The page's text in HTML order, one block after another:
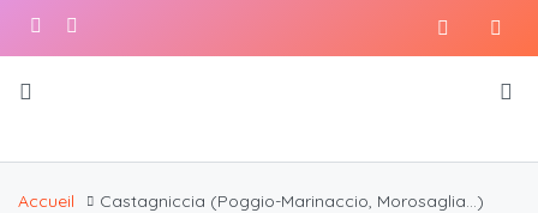
Accueil
Castagniccia (Poggio-Marinaccio, Morosaglia…)